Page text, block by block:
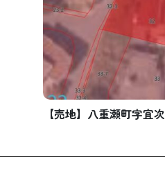
【売地】八重瀬町字宜次